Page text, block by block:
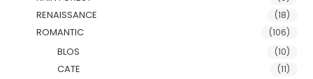
RENAISSANCE (18)
ROMANTIC (106)
BLOS (10)
CATE (11)